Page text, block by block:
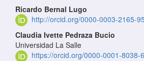
Contenido
Ricardo Bernal Lugo
http://orcid.org/0000-0003-2165-
Claudia Ivette Pedraza Bucio
Universidad La Salle
https://orcid.org/0000-0001-8038-